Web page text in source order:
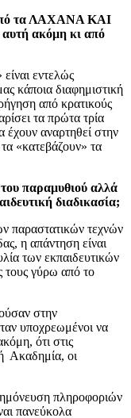
από τα ΛΑΧΑΝΑ ΚΑΙ
ακόμη κι από
εντελώς
κάποια διαφημιστική
από κρατικούς
τα πρώτα τρία
έχουν αναρτηθεί στην
«κατεβάζουν» τα
παραμυθιού αλλά
διαδικασία;
παραστατικών τεχνών
η απάντηση είναι
των εκπαιδευτικών
τους γύρω από το
στην
υποχρεωμένοι να
ότι στις
Ακαδημία, οι
πληροφοριών
πανεύκολα